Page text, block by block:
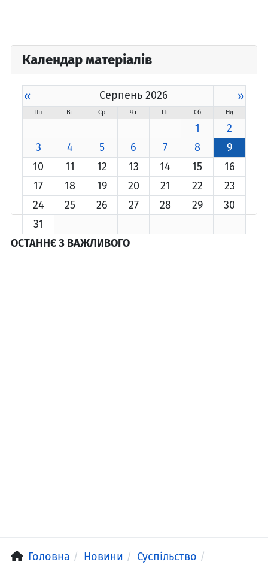
Календар матеріалів
« Серпень 2026 »
Пн Вт Ср Чт Пт Сб Нд
1
2
3
4 5 6 7 8
9
10
11 12 13 14 15
16
17
18 19 20 21 22
23
24
25 26 27 28 29
30
31
ОСТАННЄ З ВАЖЛИВОГО
Головна Новини Суспільство